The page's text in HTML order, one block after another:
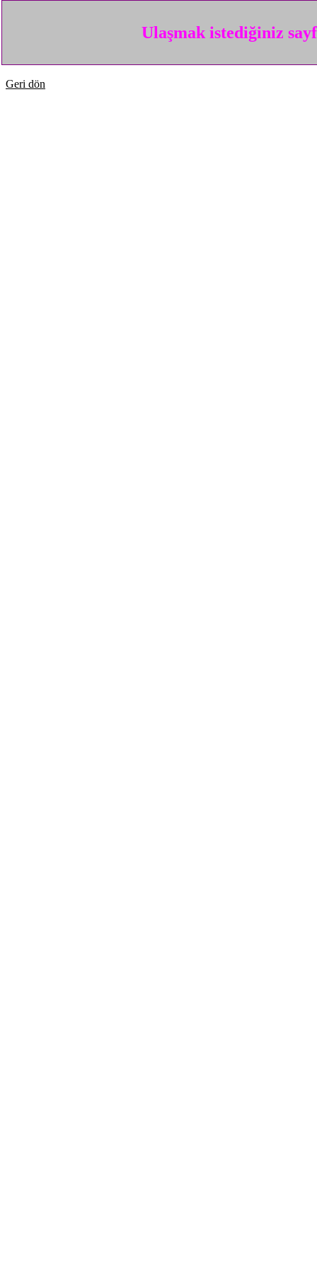
Ulaşmak istediğiniz
Geri dön